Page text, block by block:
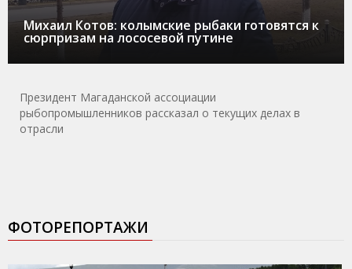
Михаил Котов: колымские рыбаки готовятся к
сюрпризам на лососевой путине
Президент Магаданской ассоциации
рыбопромышленников рассказал о текущих делах в
отрасли
ФОТОРЕПОРТАЖИ